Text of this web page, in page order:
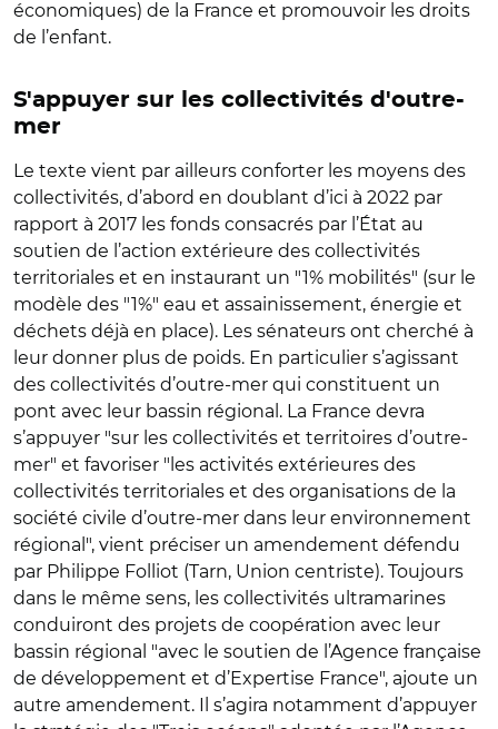
économiques) de la France et promouvoir les droits
de l’enfant.
S'appuyer sur les collectivités d'outre-
mer
Le texte vient par ailleurs conforter les moyens des
collectivités, d’abord en doublant d’ici à 2022 par
rapport à 2017 les fonds consacrés par l’État au
soutien de l’action extérieure des collectivités
territoriales et en instaurant un "1% mobilités" (sur le
modèle des "1%" eau et assainissement, énergie et
déchets déjà en place). Les sénateurs ont cherché à
leur donner plus de poids. En particulier s’agissant
des collectivités d’outre-mer qui constituent un
pont avec leur bassin régional. La France devra
s’appuyer "sur les collectivités et territoires d’outre-
mer" et favoriser "les activités extérieures des
collectivités territoriales et des organisations de la
société civile d’outre-mer dans leur environnement
régional", vient préciser un amendement défendu
par Philippe Folliot (Tarn, Union centriste). Toujours
dans le même sens, les collectivités ultramarines
conduiront des projets de coopération avec leur
bassin régional "avec le soutien de l’Agence française
de développement et d’Expertise France", ajoute un
autre amendement. Il s’agira notamment d’appuyer